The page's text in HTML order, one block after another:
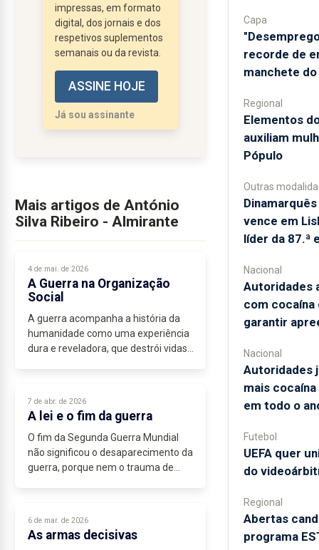
raramente excediam
10% dos beligerantes.
Assim, embora a morte
em campanha fosse
uma tragédia familiar,
não era um
acontecimento social
impressas, em formato
digital, dos jornais e dos
respetivos suplementos
semanais ou da revista.
ASSINE HOJE
Já sou assinante
Mais artigos de António
Silva Ribeiro - Almirante
4 de mai. de 2026
A Guerra na Organização
Social
A guerra acompanha a história da
humanidade como uma experiência
dura e reveladora, que destrói vidas,
defendem...
7 de abr. de 2026
A lei e o fim da guerra
O fim da Segunda Guerra Mundial
não significou o desaparecimento da
guerra, porque nem o trauma de
6 de mar. de 2026
As armas decisivas
Capa
recorde de
manchete
Regional
​Elementos
auxiliam
Pópulo
Outras
vence em
líder da 87.ª
Nacional
Autoridades
com cocaína
garantir
Nacional
Autoridades
mais
em todo o
Futebol
UEFA quer
do
Regional
Abertas
programa